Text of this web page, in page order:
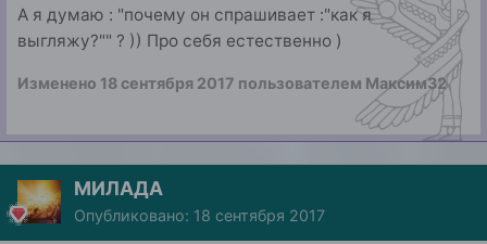
А я думаю : "почему он спрашивает :"как я
выгляжу?"" ? )) Про себя естественно )
Изменено 18 сентября 2017 пользователем Максим32
МИЛАДА
Опубликовано: 18 сентября 2017